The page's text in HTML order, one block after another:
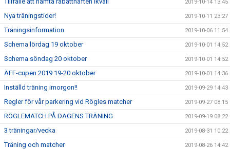
2019-10-14 13:45
Nya träningstider! 2019-10-11 23:27
Träningsinformation 2019-10-06 11:54
Schema lördag 19 oktober 2019-10-01 14:52
Schema söndag 20 oktober 2019-10-01 14:52
ÄFF-cupen 2019 19-20 oktober 2019-10-01 14:36
Inställd träning imorgon!! 2019-09-29 14:43
Regler för vår parkering vid Rögles matcher 2019-09-27 08:15
RÖGLEMATCH PÅ DAGENS TRÄNING 2019-09-19 08:22
3 träningar/vecka 2019-08-31 10:22
Träning och matcher 2019-08-26 14:42